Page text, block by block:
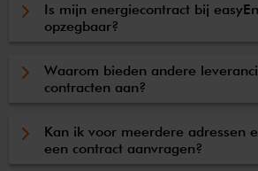
Is mijn energiecontract bij
opzegbaar?
Waarom bieden andere
contracten aan?
Kan ik voor meerdere adressen
een contract aanvragen?